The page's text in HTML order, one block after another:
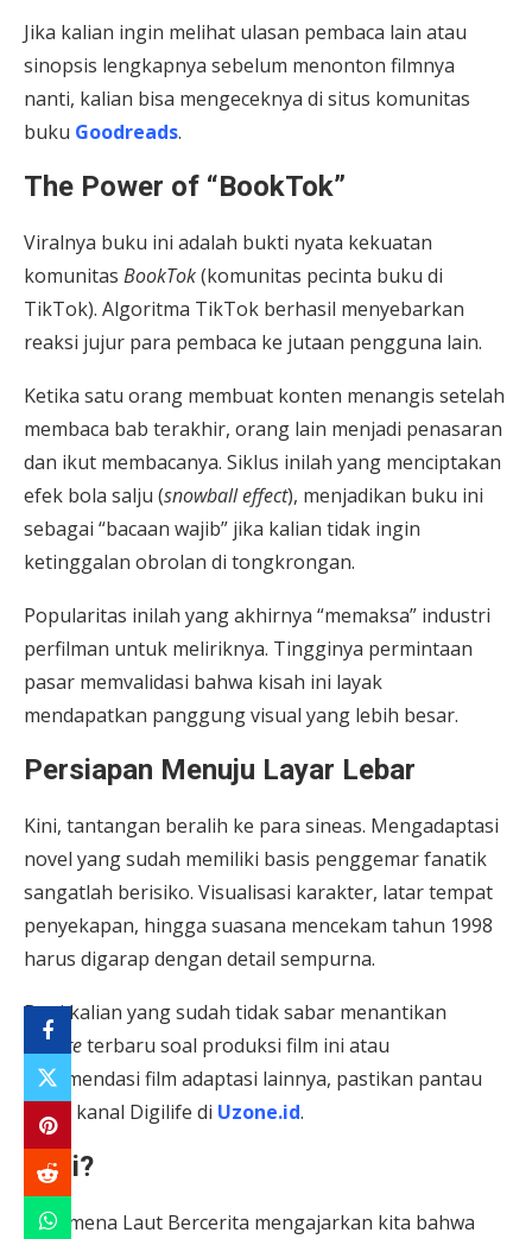
Jika kalian ingin melihat ulasan pembaca lain atau
sinopsis lengkapnya sebelum menonton filmnya
nanti, kalian bisa mengeceknya di situs komunitas
buku Goodreads.
The Power of “BookTok”
Viralnya buku ini adalah bukti nyata kekuatan
komunitas BookTok(komunitas pecinta buku di
TikTok). Algoritma TikTok berhasil menyebarkan
reaksi jujur para pembaca ke jutaan pengguna lain.
Ketika satu orang membuat konten menangis setelah
membaca bab terakhir, orang lain menjadi penasaran
dan ikut membacanya. Siklus inilah yang menciptakan
efek bola salju (snowball effect), menjadikan buku ini
sebagai “bacaan wajib” jika kalian tidak ingin
ketinggalan obrolan di tongkrongan.
Popularitas inilah yang akhirnya “memaksa” industri
perfilman untuk meliriknya. Tingginya permintaan
pasar memvalidasi bahwa kisah ini layak
mendapatkan panggung visual yang lebih besar.
Persiapan Menuju Layar Lebar
Kini, tantangan beralih ke para sineas. Mengadaptasi
novel yang sudah memiliki basis penggemar fanatik
sangatlah berisiko. Visualisasi karakter, latar tempat
penyekapan, hingga suasana mencekam tahun 1998
harus digarap dengan detail sempurna.
Bagi kalian yang sudah tidak sabar menantikan
updateterbaru soal produksi film ini atau
rekomendasi film adaptasi lainnya, pastikan pantau
terus kanal Digilife di Uzone.id.
Jadi?
Fenomena Laut Bercerita mengajarkan kita bahwa